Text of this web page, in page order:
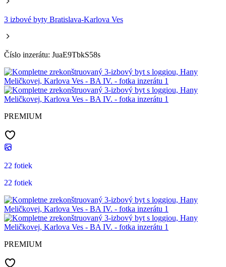
3 izbové byty Bratislava-Karlova Ves
Číslo inzerátu: JuaE9TbkS58s
PREMIUM
22 fotiek
22 fotiek
PREMIUM